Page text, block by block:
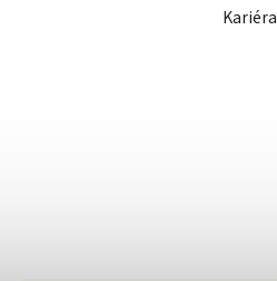
Kariéra